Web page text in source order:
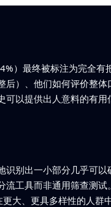
）最终被标注为完全
）、他们如何评价整
以提供出人意料的有
识别出一小部分几乎可
工具而非通用筛查测
大、更具多样性的人